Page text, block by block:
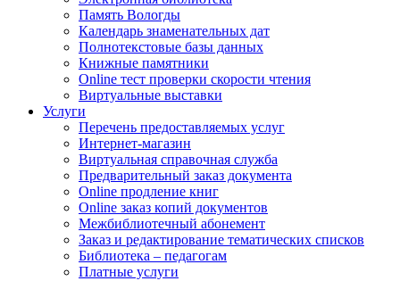
Память Вологды
Календарь знаменательных дат
Полнотекстовые базы данных
Книжные памятники
Online тест проверки скорости чтения
Виртуальные выставки
Услуги
Перечень предоставляемых услуг
Интернет-магазин
Виртуальная справочная служба
Предварительный заказ документа
Online продление книг
Online заказ копий документов
Межбиблиотечный абонемент
Заказ и редактирование тематических списков
Библиотека – педагогам
Платные услуги